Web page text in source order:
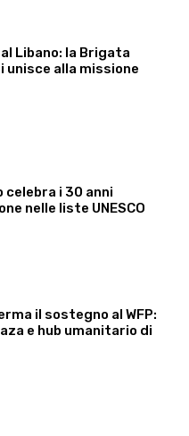
Libano: la Brigata
unisce alla missione
celebra i 30 anni
nelle liste UNESCO
il sostegno al WFP:
e hub umanitario di